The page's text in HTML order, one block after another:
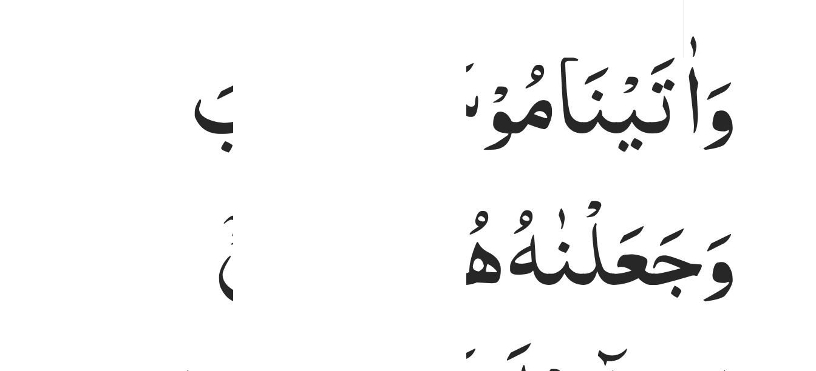
واتينا موسى الكتاب وجعلناه هدى لبني اسراييل الا تتخذوا من دوني وكيلا ٢
وَءَاتَيْنَا مُوسَى ٱلْكِتَـٰبَ وَجَعَلْنَـٰهُ هُدًۭى لِّبَنِىٓ إِسْرَٰٓءِيلَ أَلَّا تَتَّخِذُوا۟ مِن دُونِى وَكِيلًۭا ٢
وَاٰتَیْنَامُوْسَی الْكِتٰبَ
وَجَعَلْنٰهُهُدًی لِّبَنِیْۤ